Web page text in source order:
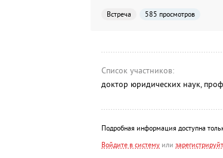
Встреча 585 просмотров
Список участников:
доктор юридических наук,
Подробная информация доступна
Войдите в системуили